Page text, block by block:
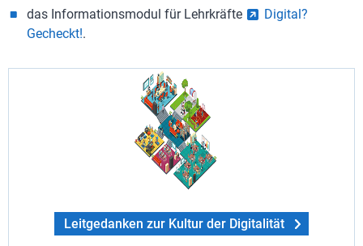
das Informationsmodul für Lehrkräfte
Digital?
Gecheckt!.
Leitgedanken zur Kultur der Digitalität